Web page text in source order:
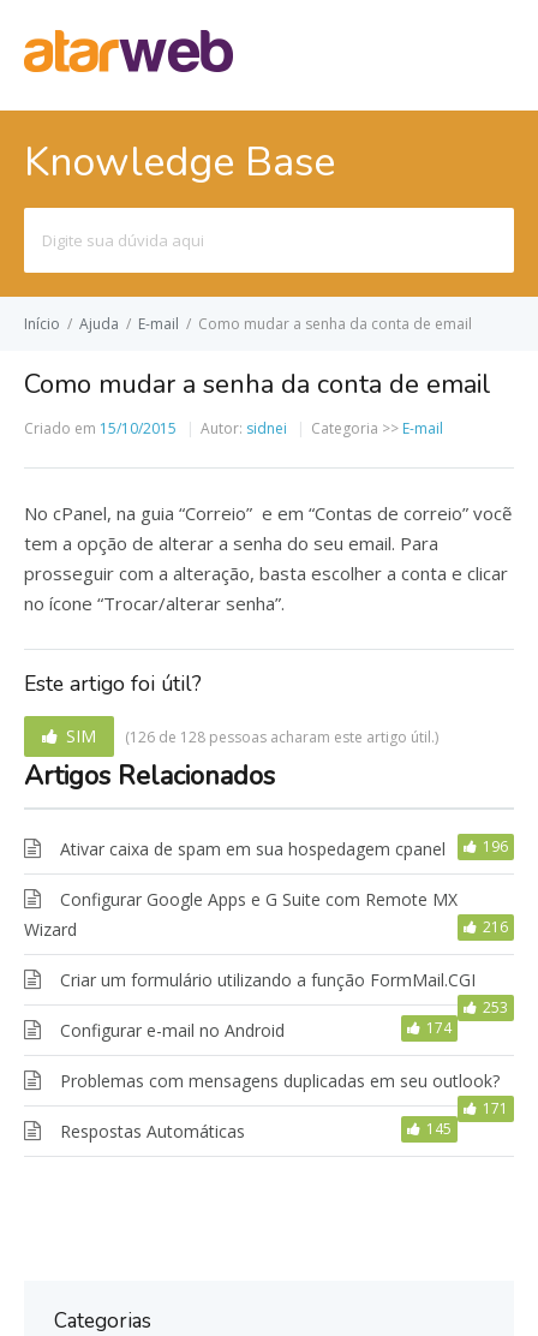
Knowledge Base
por:
Início / Ajuda / E-mail / Como mudar a senha da conta de email
Como mudar a senha da conta de email
Criado em 15/10/2015 Autor: sidnei Categoria >> E-mail
No cPanel, na guia “Correio” e em “Contas de correio” vocẽ
tem a opção de alterar a senha do seu email. Para
prosseguir com a alteração, basta escolher a conta e clicar
no ícone “Trocar/alterar senha”.
Este artigo foi útil?
SIM (126 de 128 pessoas acharam este artigo útil.)
Artigos Relacionados
Ativar caixa de spam em sua hospedagem cpanel 196
Configurar Google Apps e G Suite com Remote MX
Wizard
216
Criar um formulário utilizando a função FormMail.CGI
253
Configurar e-mail no Android 174
Problemas com mensagens duplicadas em seu outlook?
171
Respostas Automáticas 145
Categorias